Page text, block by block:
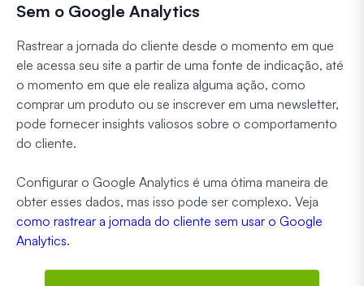
Sem o Google Analytics
Rastrear a jornada do cliente desde o momento em que
ele acessa seu site a partir de uma fonte de indicação, até
o momento em que ele realiza alguma ação, como
comprar um produto ou se inscrever em uma newsletter,
pode fornecer insights valiosos sobre o comportamento
do cliente.
Configurar o Google Analytics é uma ótima maneira de
obter esses dados, mas isso pode ser complexo. Veja
como rastrear a jornada do cliente sem usar o Google
Analytics.